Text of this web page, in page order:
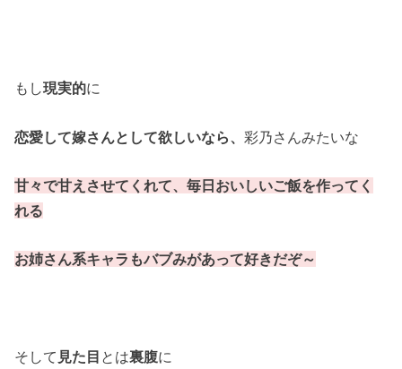
もし現実的に
恋愛して嫁さんとして欲しいなら、彩乃さんみたいな
甘々で甘えさせてくれて、毎日おいしいご飯を作ってく
れる
お姉さん系キャラもバブみがあって好きだぞ～
そして 見た目 とは裏腹に